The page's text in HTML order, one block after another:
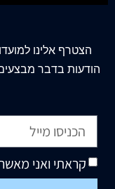
הצטרף אלינו
הודעות בדבר מבצעים
קראתי ואני